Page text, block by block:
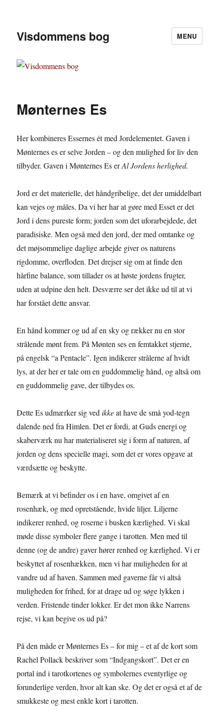
Visdommens bog MENU
Mønternes Es
Her kombineres Essernes ét med Jordelementet. Gaven i
Mønternes es er selve Jorden – og den mulighed for liv den
tilbyder. Gaven i Mønternes Es erAl Jordens herlighed.
Jord er det materielle, det håndgribelige, det der umiddelbart
kan vejes og måles. Da vi her har at gøre med Esset er det
Jord i dens pureste form; jorden som det uforarbejdede, det
paradisiske. Men også med den jord, der med omtanke og
det møjsommelige daglige arbejde giver os naturens
rigdomme, overfloden. Det drejser sig om at finde den
hårfine balance, som tillader os at høste jordens frugter,
uden at udpine den helt. Desværre ser det ikke ud til at vi
har forstået dette ansvar.
En hånd kommer og ud af en sky og rækker nu en stor
strålende mønt frem. På Mønten ses en femtakket stjerne,
på engelsk “a Pentacle”. Igen indikerer strålerne af hvidt
lys, at der her er tale om en guddommelig hånd, og altså om
en guddommelig gave, der tilbydes os.
Dette Es udmærker sig vedikkeat have de små yod-tegn
dalende ned fra Himlen. Det er fordi, at Guds energi og
skaberværk nu har materialiseret sig i form af naturen, af
jorden og dens specielle magi, som det er vores opgave at
værdsætte og beskytte.
Bemærk at vi befinder os i en have, omgivet af en
rosenhæk, og med opretstående, hvide liljer. Liljerne
indikerer renhed, og roserne i busken kærlighed. Vi skal
møde disse symboler flere gange i tarotten. Men med til
denne (og de andre) gaver hører renhed og kærlighed. Vi er
beskyttet af rosenhækken, men vi har muligheden for at
vandre ud af haven. Sammen med gaverne får vi altså
muligheden for frihed, for at drage ud og søge lykken i
verden. Fristende tinder lokker. Er det mon ikke Narrens
rejse, vi kan begive os ud på?
På den måde er Mønternes Es – for mig – et af de kort som
Rachel Pollack beskriver som “Indgangskort”. Det er en
portal ind i tarotkortenes og symbolernes eventyrlige og
forunderlige verden, hvor alt kan ske. Og det er også et af de
smukkeste og mest enkle kort i tarotten.